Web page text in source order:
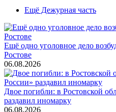
Ещё Дежурная часть
Ещё одно уголовное дело
Ростове
06.08.2026
Двое погибли: в Ростовской
раздавил иномарку
06.08.2026